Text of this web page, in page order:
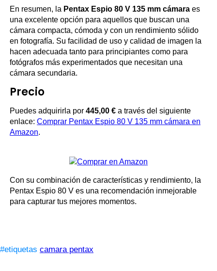
En resumen, la Pentax Espio 80 V 135 mm cámara es
una excelente opción para aquellos que buscan una
cámara compacta, cómoda y con un rendimiento sólido
en fotografía. Su facilidad de uso y calidad de imagen la
hacen adecuada tanto para principiantes como para
fotógrafos más experimentados que necesitan una
cámara secundaria.
Precio
Puedes adquirirla por 445,00 € a través del siguiente
enlace: Comprar Pentax Espio 80 V 135 mm cámara en
Amazon.
Con su combinación de características y rendimiento, la
Pentax Espio 80 V es una recomendación inmejorable
para capturar tus mejores momentos.
#etiquetas camara pentax